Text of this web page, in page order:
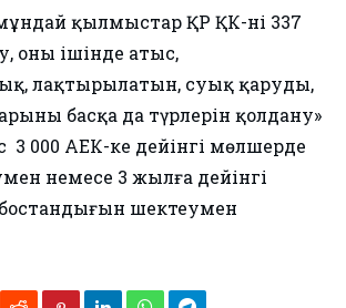
қылмыстар ҚР ҚК-нің 337
оның ішінде атыс,
лақтырылатын, суық қаруды,
басқа да түрлерін қолдану»
3 000 АЕК-ке дейінгі мөлшерде
немесе 3 жылға дейінгі
шектеумен